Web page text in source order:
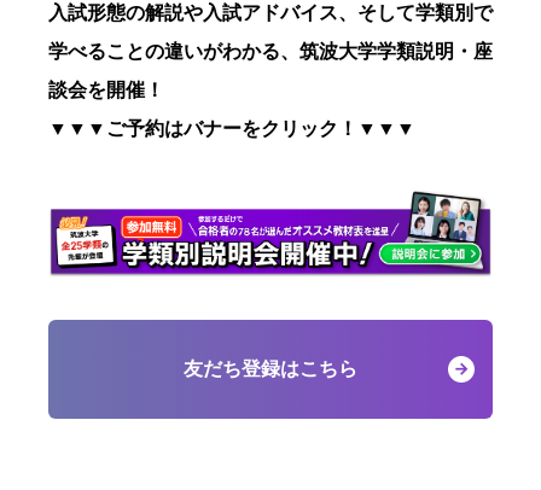
入試形態の解説や入試アドバイス、そして学類別で
学べることの違いがわかる、筑波大学学類説明・座
談会を開催！
▼▼▼ご予約はバナーをクリック！▼▼▼
友だち登録はこちら